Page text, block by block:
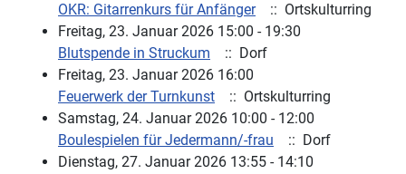
OKR: Gitarrenkurs für Anfänger
:: Ortskulturring
Freitag, 23. Januar 2026 15:00 - 19:30
Blutspende in Struckum
:: Dorf
Freitag, 23. Januar 2026 16:00
Feuerwerk der Turnkunst
:: Ortskulturring
Samstag, 24. Januar 2026 10:00 - 12:00
Boulespielen für Jedermann/-frau
:: Dorf
Dienstag, 27. Januar 2026 13:55 - 14:10